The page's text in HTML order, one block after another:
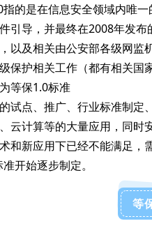
的是在信息安全领域内唯
引导，并最终在2008年发
以及相关由公安部各级网
保护相关工作（都有相关
等保1.0标准
试点、推广、行业标准制定
云计算等的大量应用，同
和新应用下已经不能满足
准开始逐步制定。
等